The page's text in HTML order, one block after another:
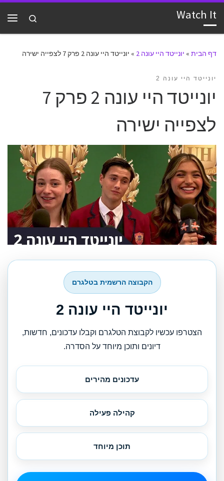
דלג לתוכן Watch It
Search
דף הבית » יונייטד היי עונה 2 » יונייטד היי עונה 2 פרק 7 לצפייה ישירה
יונייטד היי עונה 2
יונייטד היי עונה 2 פרק 7
לצפייה ישירה
הקבוצה הרשמית בטלגרם
יונייטד היי עונה 2
הצטרפו עכשיו לקבוצת הטלגרם וקבלו עדכונים, חדשות,
דיונים ותוכן מיוחד על הסדרה.
עדכונים מהירים
קהילה פעילה
תוכן מיוחד